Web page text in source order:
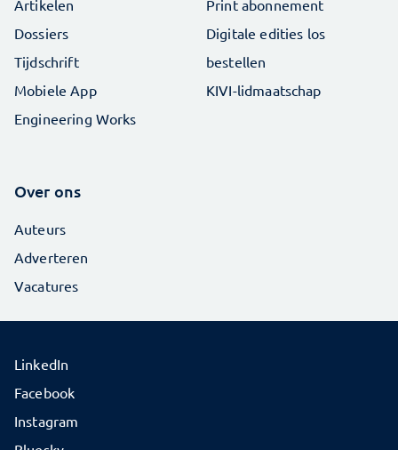
Artikelen
Dossiers
Tijdschrift
Mobiele App
Engineering Works
Print abonnement
Digitale edities los
bestellen
KIVI-lidmaatschap
Over ons
Auteurs
Adverteren
Vacatures
LinkedIn
Facebook
Instagram